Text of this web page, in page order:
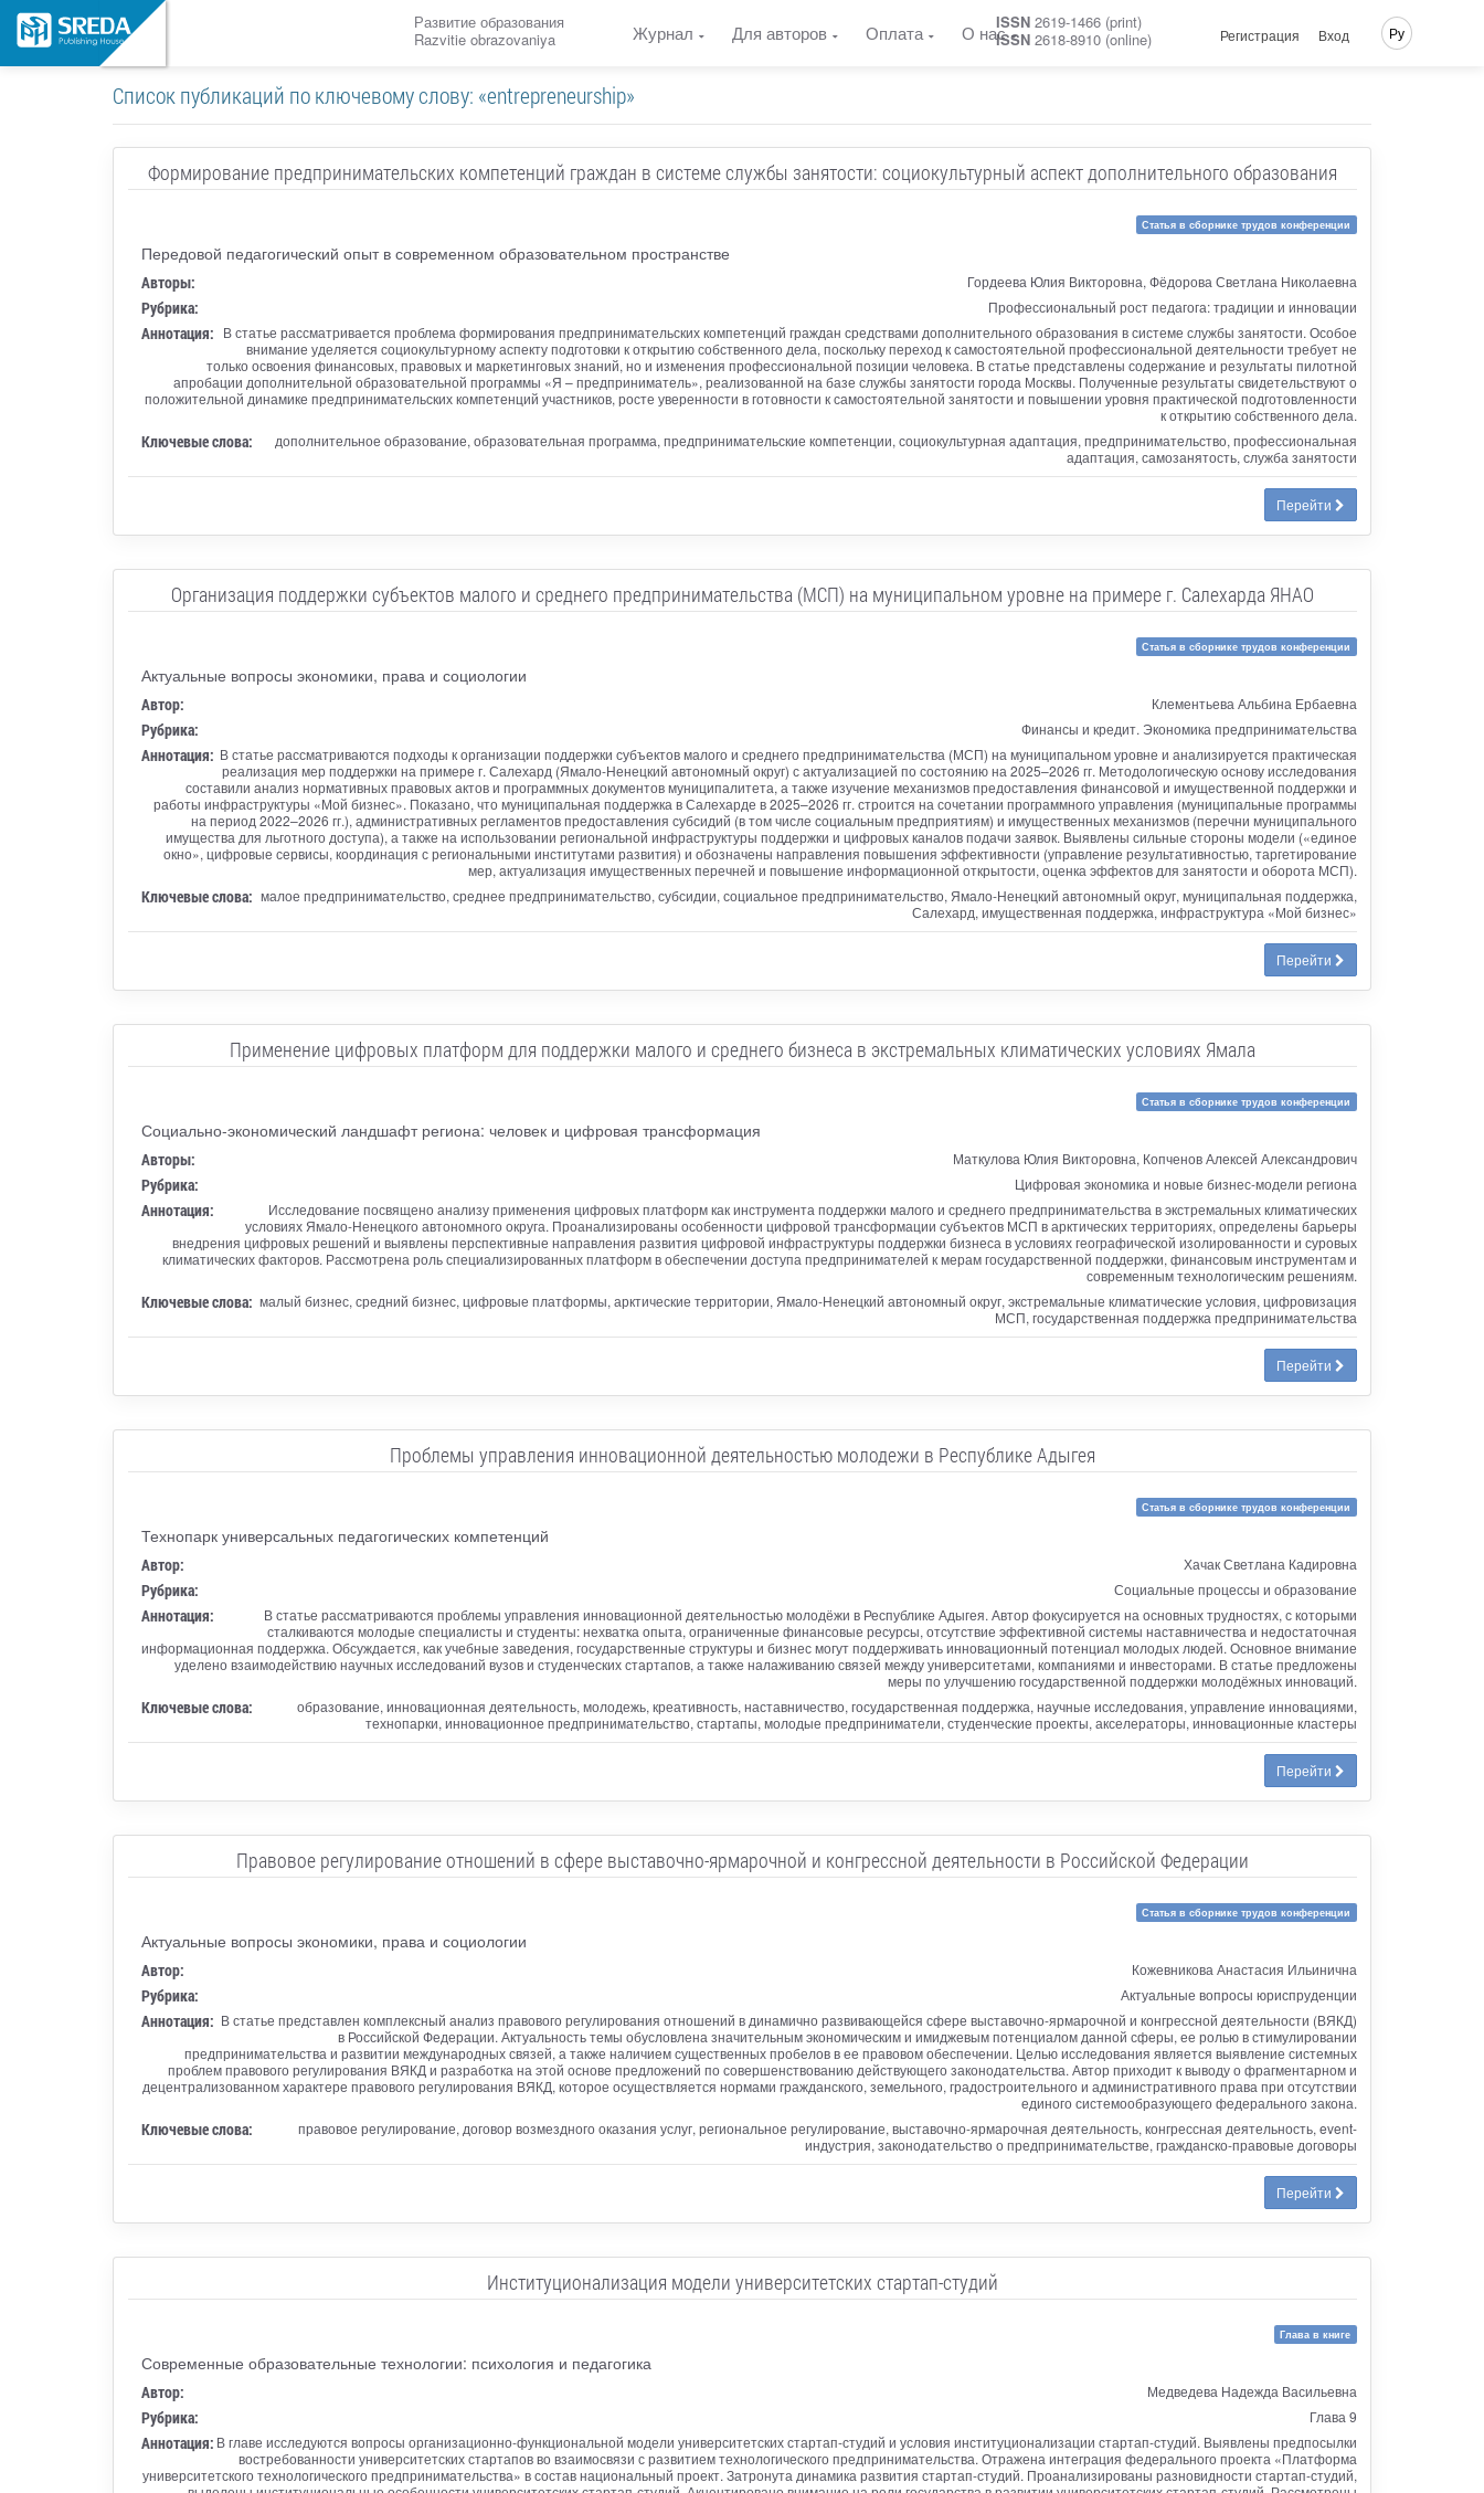
Развитие образования
Razvitie obrazovaniya
Журнал Для авторов Оплата О насISSN 2619-1466 (print)
ISSN 2618-8910 (online) Регистрация Вход Ру
Список публикаций по ключевому слову: «entrepreneurship»
Формирование предпринимательских компетенций граждан в системе службы занятости: социокультурный аспект дополнительного образования
Статья в сборнике трудов конференции
Передовой педагогический опыт в современном образовательном пространстве
Авторы: Гордеева Юлия Викторовна, Фёдорова Светлана Николаевна
Рубрика: Профессиональный рост педагога: традиции и инновации
Аннотация: В статье рассматривается проблема формирования предпринимательских компетенций граждан средствами дополнительного образования в системе службы занятости. Особое
внимание уделяется социокультурному аспекту подготовки к открытию собственного дела, поскольку переход к самостоятельной профессиональной деятельности требует не
только освоения финансовых, правовых и маркетинговых знаний, но и изменения профессиональной позиции человека. В статье представлены содержание и результаты пилотной
апробации дополнительной образовательной программы «Я – предприниматель», реализованной на базе службы занятости города Москвы. Полученные результаты свидетельствуют о
положительной динамике предпринимательских компетенций участников, росте уверенности в готовности к самостоятельной занятости и повышении уровня практической подготовленности
к открытию собственного дела.
Ключевые слова:
дополнительное образование, образовательная программа, предпринимательские компетенции, социокультурная адаптация, предпринимательство, профессиональная
адаптация, самозанятость, служба занятости
Перейти
Организация поддержки субъектов малого и среднего предпринимательства (МСП) на муниципальном уровне на примере г. Салехарда ЯНАО
Статья в сборнике трудов конференции
Актуальные вопросы экономики, права и социологии
Автор: Клементьева Альбина Ербаевна
Рубрика: Финансы и кредит. Экономика предпринимательства
Аннотация: В статье рассматриваются подходы к организации поддержки субъектов малого и среднего предпринимательства (МСП) на муниципальном уровне и анализируется практическая
реализация мер поддержки на примере г. Салехард (Ямало-Ненецкий автономный округ) с актуализацией по состоянию на 2025–2026 гг. Методологическую основу исследования
составили анализ нормативных правовых актов и программных документов муниципалитета, а также изучение механизмов предоставления финансовой и имущественной поддержки и
работы инфраструктуры «Мой бизнес». Показано, что муниципальная поддержка в Салехарде в 2025–2026 гг. строится на сочетании программного управления (муниципальные программы
на период 2022–2026 гг.), административных регламентов предоставления субсидий (в том числе социальным предприятиям) и имущественных механизмов (перечни муниципального
имущества для льготного доступа), а также на использовании региональной инфраструктуры поддержки и цифровых каналов подачи заявок. Выявлены сильные стороны модели («единое
окно», цифровые сервисы, координация с региональными институтами развития) и обозначены направления повышения эффективности (управление результативностью, таргетирование
мер, актуализация имущественных перечней и повышение информационной открытости, оценка эффектов для занятости и оборота МСП).
Ключевые слова: малое предпринимательство, среднее предпринимательство, субсидии, социальное предпринимательство, Ямало-Ненецкий автономный округ, муниципальная поддержка,
Салехард, имущественная поддержка, инфраструктура «Мой бизнес»
Перейти
Применение цифровых платформ для поддержки малого и среднего бизнеса в экстремальных климатических условиях Ямала
Статья в сборнике трудов конференции
Социально-экономический ландшафт региона: человек и цифровая трансформация
Авторы: Маткулова Юлия Викторовна, Копченов Алексей Александрович
Рубрика: Цифровая экономика и новые бизнес-модели региона
Аннотация:
Исследование посвящено анализу применения цифровых платформ как инструмента поддержки малого и среднего предпринимательства в экстремальных климатических
условиях Ямало-Ненецкого автономного округа. Проанализированы особенности цифровой трансформации субъектов МСП в арктических территориях, определены барьеры
внедрения цифровых решений и выявлены перспективные направления развития цифровой инфраструктуры поддержки бизнеса в условиях географической изолированности и суровых
климатических факторов. Рассмотрена роль специализированных платформ в обеспечении доступа предпринимателей к мерам государственной поддержки, финансовым инструментам и
современным технологическим решениям.
Ключевые слова: малый бизнес, средний бизнес, цифровые платформы, арктические территории, Ямало-Ненецкий автономный округ, экстремальные климатические условия, цифровизация
МСП, государственная поддержка предпринимательства
Перейти
Проблемы управления инновационной деятельностью молодежи в Республике Адыгея
Статья в сборнике трудов конференции
Технопарк универсальных педагогических компетенций
Автор: Хачак Светлана Кадировна
Рубрика: Социальные процессы и образование
Аннотация:
В статье рассматриваются проблемы управления инновационной деятельностью молодёжи в Республике Адыгея. Автор фокусируется на основных трудностях, с которыми
сталкиваются молодые специалисты и студенты: нехватка опыта, ограниченные финансовые ресурсы, отсутствие эффективной системы наставничества и недостаточная
информационная поддержка. Обсуждается, как учебные заведения, государственные структуры и бизнес могут поддерживать инновационный потенциал молодых людей. Основное внимание
уделено взаимодействию научных исследований вузов и студенческих стартапов, а также налаживанию связей между университетами, компаниями и инвесторами. В статье предложены
меры по улучшению государственной поддержки молодёжных инноваций.
Ключевые слова:
образование, инновационная деятельность, молодежь, креативность, наставничество, государственная поддержка, научные исследования, управление инновациями,
технопарки, инновационное предпринимательство, стартапы, молодые предприниматели, студенческие проекты, акселераторы, инновационные кластеры
Перейти
Правовое регулирование отношений в сфере выставочно-ярмарочной и конгрессной деятельности в Российской Федерации
Статья в сборнике трудов конференции
Актуальные вопросы экономики, права и социологии
Автор: Кожевникова Анастасия Ильинична
Рубрика: Актуальные вопросы юриспруденции
Аннотация: В статье представлен комплексный анализ правового регулирования отношений в динамично развивающейся сфере выставочно-ярмарочной и конгрессной деятельности (ВЯКД)
в Российской Федерации. Актуальность темы обусловлена значительным экономическим и имиджевым потенциалом данной сферы, ее ролью в стимулировании
предпринимательства и развитии международных связей, а также наличием существенных пробелов в ее правовом обеспечении. Целью исследования является выявление системных
проблем правового регулирования ВЯКД и разработка на этой основе предложений по совершенствованию действующего законодательства. Автор приходит к выводу о фрагментарном и
децентрализованном характере правового регулирования ВЯКД, которое осуществляется нормами гражданского, земельного, градостроительного и административного права при отсутствии
единого системообразующего федерального закона.
Ключевые слова:
правовое регулирование, договор возмездного оказания услуг, региональное регулирование, выставочно-ярмарочная деятельность, конгрессная деятельность, event-
индустрия, законодательство о предпринимательстве, гражданско-правовые договоры
Перейти
Институционализация модели университетских стартап-студий
Глава в книге
Современные образовательные технологии: психология и педагогика
Автор: Медведева Надежда Васильевна
Рубрика: Глава 9
Аннотация: В главе исследуются вопросы организационно-функциональной модели университетских стартап-студий и условия институционализации стартап-студий. Выявлены предпосылки
востребованности университетских стартапов во взаимосвязи с развитием технологического предпринимательства. Отражена интеграция федерального проекта «Платформа
университетского технологического предпринимательства» в состав национальный проект. Затронута динамика развития стартап-студий. Проанализированы разновидности стартап-студий,